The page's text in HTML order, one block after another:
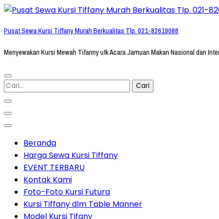
Lompat
konten
Enter)
Pusat Sewa Kursi Tiffany Murah Berkualitas Tlp. 021-82619088
Menyewakan Kursi Mewah Tifanny utk Acara Jamuan Makan Nasional dan
Cari
untuk:
Beranda
Harga Sewa Kursi Tiffany
EVENT TERBARU
Kontak Kami
Foto-Foto Kursi Futura
Kursi Tiffany dlm Table Manner
Model Kursi Tifany